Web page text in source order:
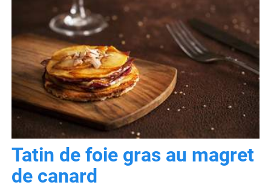
Tatin de foie gras au magret
de canard